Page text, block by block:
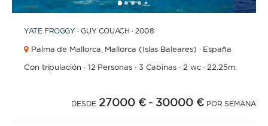
12345 6 91011
YATE FROGGY · GUY COUACH · 2008
Palma de Mallorca, Mallorca (Islas Baleares) · España
Con tripulación · 12 Personas· 3 Cabinas · 2 wc· 22.25m.
DESDE 27000 € - 30000 € POR SEMANA